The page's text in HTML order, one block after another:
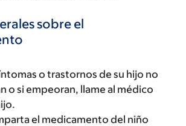
sobre el
o trastornos de su hijo no
o si empeoran, llame al médico
el medicamento del niño